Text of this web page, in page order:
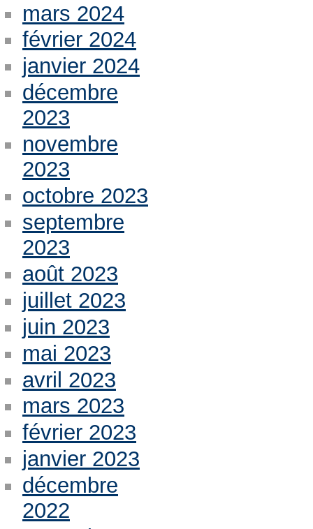
mars 2024
février 2024
janvier 2024
décembre
2023
novembre
2023
octobre 2023
septembre
2023
août 2023
juillet 2023
juin 2023
mai 2023
avril 2023
mars 2023
février 2023
janvier 2023
décembre
2022